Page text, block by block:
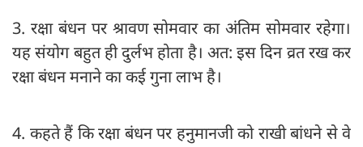
3. रक्षा बंधन पर श्रावण सोमवार का अंतिम सोमवार रहेगा।
यह संयोग बहुत ही दुर्लभ होता है। अत: इस दिन व्रत रख कर
रक्षा बंधन मनाने का कई गुना लाभ है।
4. कहते हैं कि रक्षा बंधन पर हनुमानजी को राखी बांधने से वे